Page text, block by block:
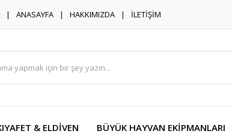
ANASAYFA HAKKIMIZDA İLETİŞİM
& ELDİVEN BÜYÜK HAYVAN EKİPMANLARI